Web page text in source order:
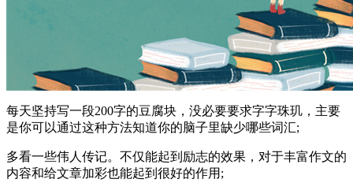
每天坚持写一段200字的豆腐块，没必要要求字字珠玑，主要
是你可以通过这种方法知道你的脑子里缺少哪些词汇;
多看一些伟人传记。不仅能起到励志的效果，对于丰富作文的
内容和给文章加彩也能起到很好的作用;